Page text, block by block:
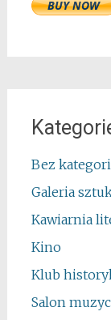
Bez
Galeria
Kawiarnia
Kino
Klub
Salon